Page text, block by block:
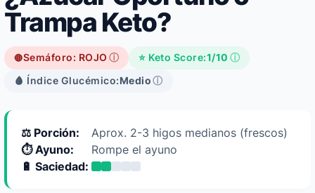
Trampa Keto?
🔴Semáforo: ROJO ⓘ ⭐ Keto Score:1/10 ⓘ
🩸 Índice Glucémico:Medioⓘ
⚖️ Porción:
Aprox. 2-3 higos medianos (frescos)
⏱️ Ayuno:
Rompe el ayuno
🔋 Saciedad: